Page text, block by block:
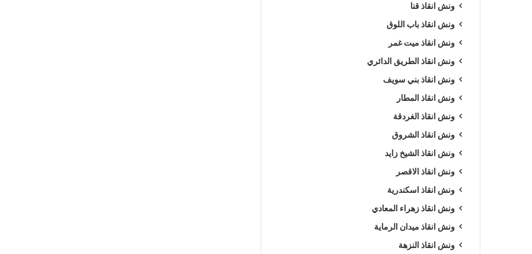
ونش انقاذ قنا
ونش انقاذ باب اللوق
ونش انقاذ ميت غمر
ونش انقاذ الطريق الدائري
ونش انقاذ بني سويف
ونش انقاذ المطار
ونش انقاذ الغردقة
ونش انقاذ الشروق
ونش انقاذ الشيخ زايد
ونش انقاذ الاقصر
ونش انقاذ اسكندرية
ونش انقاذ زهراء المعادي
ونش انقاذ ميدان الرماية
ونش انقاذ النزهة